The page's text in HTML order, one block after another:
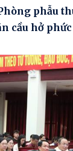
phẫu
cầu hở phức